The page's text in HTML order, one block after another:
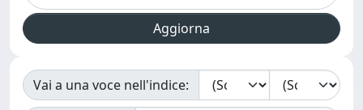
Vai a una voce nell'indice: